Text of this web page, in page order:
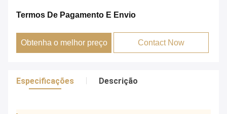
Termos De Pagamento E Envio
Obtenha o melhor preço Contact Now
Especificações Descrição